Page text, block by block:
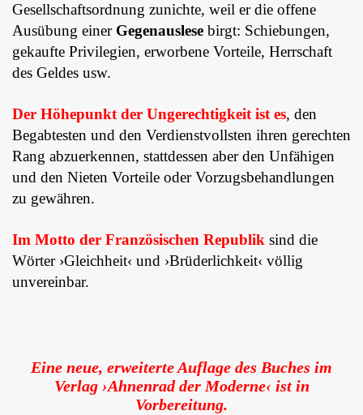
Gesell­schafts­ordnung zunichte, weil er die offene
Ausübung einer Gegenauslese birgt: Schiebungen,
gekaufte Privilegien, erworbene Vorteile, Herrschaft
des Geldes usw.
Der Höhepunkt der Ungerechtigkeit ist es, den
Begabtesten und den Ver­dienstvollsten ihren gerechten
Rang abzuerkennen, stattdessen aber den Un­fähigen
und den Nieten Vorteile oder Vorzugsbehandlungen
zu gewähren.
Im Motto der Französischen Republik sind die
Wörter ›Gleichheit‹ und ›Brüderlichkeit‹ völlig
unvereinbar.
Eine neue, erweiterte Auflage des Buches im
Verlag ›Ahnenrad der Moderne‹ ist in
Vorbereitung.